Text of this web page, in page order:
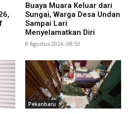
Buaya Muara Keluar dari
Sungai, Warga Desa Undan
Sampai Lari
Menyelamatkan Diri
8 Agustus 2026 -08:53
Pekanbaru